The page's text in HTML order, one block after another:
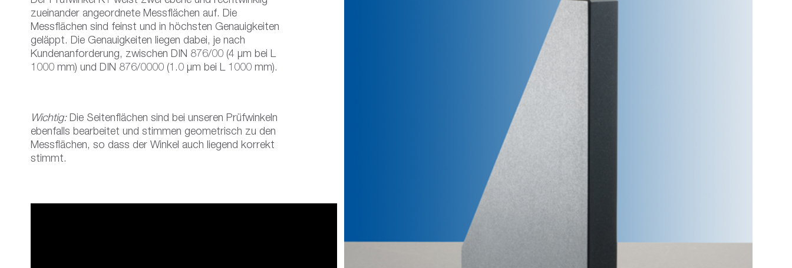
zueinander angeordnete Messflächen auf. Die
Messflächen sind feinst und in höchsten Genauigkeiten
geläppt. Die Genauigkeiten liegen dabei, je nach
Kundenanforderung, zwischen DIN 876/00 (4 µm bei L
1000 mm) und DIN 876/0000 (1.0 µm bei L 1000 mm).
Wichtig:Die Seitenflächen sind bei unseren Prüfwinkeln
ebenfalls bearbeitet und stimmen geometrisch zu den
Messflächen, so dass der Winkel auch liegend korrekt
stimmt.